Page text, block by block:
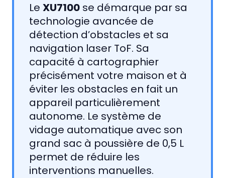
Le XU7100 se démarque par sa
technologie avancée de
détection d’obstacles et sa
navigation laser ToF. Sa
capacité à cartographier
précisément votre maison et à
éviter les obstacles en fait un
appareil particulièrement
autonome. Le système de
vidage automatique avec son
grand sac à poussière de 0,5 L
permet de réduire les
interventions manuelles.